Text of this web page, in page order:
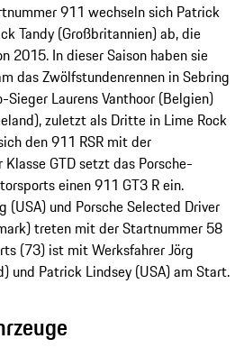
911 wechseln sich Patrick
Tandy (Großbritannien) ab, die
2015. In dieser Saison haben sie
das Zwölfstundenrennen in Sebring
Laurens Vanthoor (Belgien)
zuletzt als Dritte in Lime Rock
den 911 RSR mit der
GTD setzt das Porsche-
einen 911 GT3 R ein.
(USA) und Porsche Selected Driver
treten mit der Startnummer 58
(73) ist mit Werksfahrer Jörg
und Patrick Lindsey (USA) am Start.